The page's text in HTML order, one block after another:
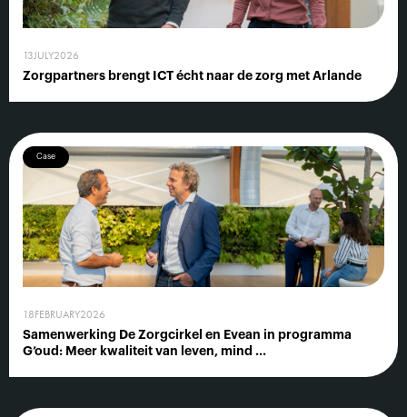
13JULY2026
Zorgpartners brengt ICT écht naar de zorg met Arlande
Case
18FEBRUARY2026
Samenwerking De Zorgcirkel en Evean in programma
G’oud: Meer kwaliteit van leven, mind ...